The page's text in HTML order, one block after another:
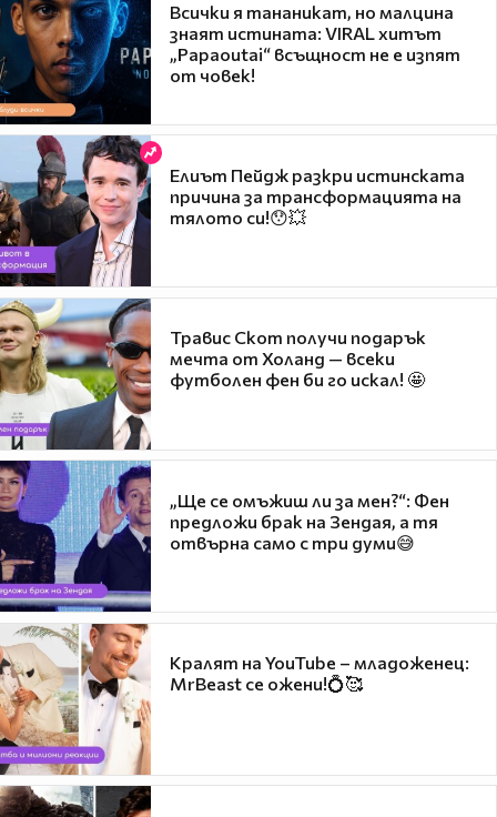
Всички я тананикат, но малцина
знаят истината: VIRAL хитът
„Papaoutai“ всъщност не е изпят
от човек!
Елиът Пейдж разкри истинската
причина за трансформацията на
тялото си!😯💥
Травис Скот получи подарък
мечта от Холанд — всеки
футболен фен би го искал! 🤩
„Ще се омъжиш ли за мен?“: Фен
предложи брак на Зендая, а тя
отвърна само с три думи😅
Кралят на YouTube – младоженец:
MrBeast се ожени!💍🥰